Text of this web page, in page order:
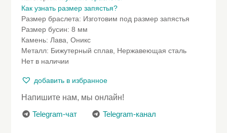
Как узнать размер запястья?
Размер браслета: Изготовим под размер запястья
Размер бусин: 8 мм
Камень: Лава, Оникс
Металл: Бижутерный сплав, Нержавеющая сталь
Нет в наличии
добавить в избранное
Напишите нам, мы онлайн!
Telegram-чат
Telegram-канал